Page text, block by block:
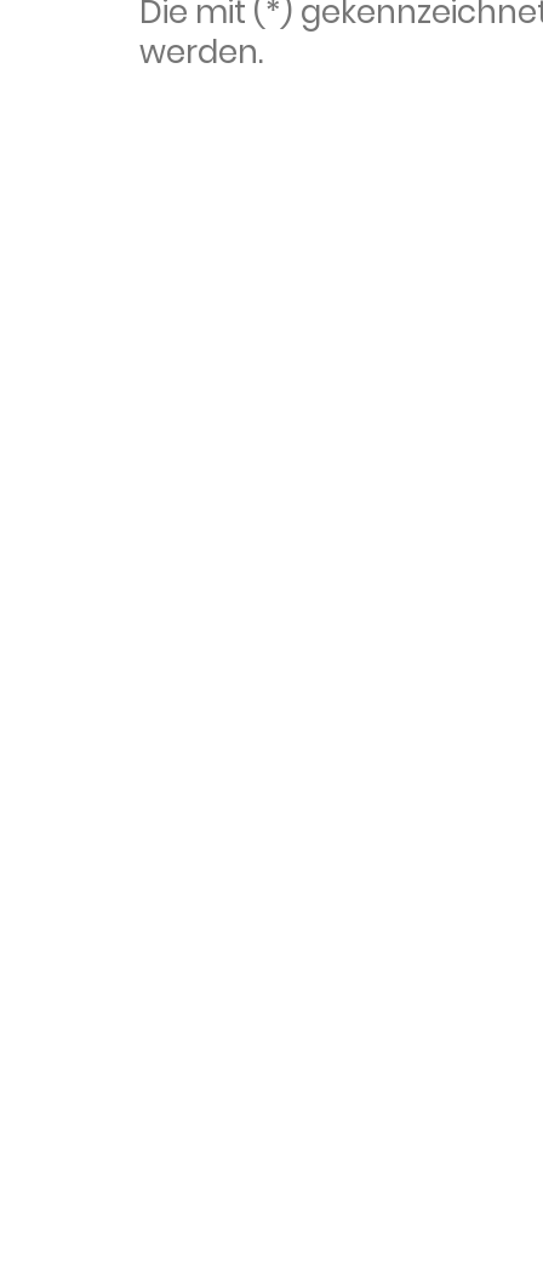
Die mit (*)
werden.